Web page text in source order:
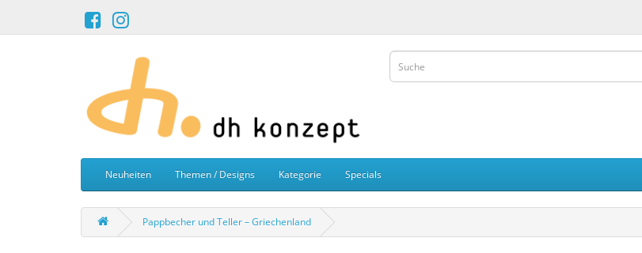
Neuheiten Themen / Designs Kategorie Specials
Pappbecher und Teller – Griechenland